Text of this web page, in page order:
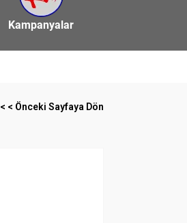
Kampanyalar
< < Önceki Sayfaya Dön